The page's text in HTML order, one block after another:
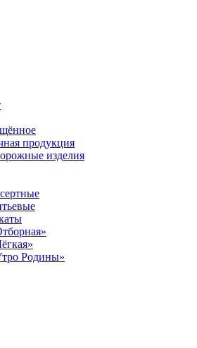
продукция
изделия
Родины»